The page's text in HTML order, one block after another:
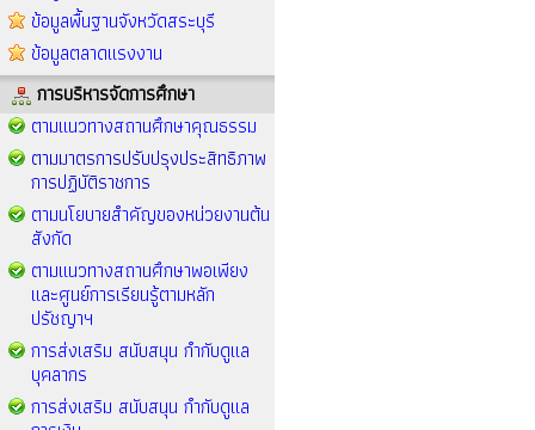
ข้อมูลพื้นฐานจังหวัดสระบุรี
ข้อมูลตลาดแรงงาน
การบริหารจัดการศึกษา
ตามแนวทางสถานศึกษาคุณธรรม
ตามมาตรการปรับปรุงประสิทธิภาพ
การปฏิบัติราชการ
ตามนโยบายสำคัญของหน่วยงานต้น
สังกัด
ตามแนวทางสถานศึกษาพอเพียง
และศูนย์การเรียนรู้ตามหลัก
ปรัชญาฯ
การส่งเสริม สนับสนุน กำกับดูแล
บุคลากร
การส่งเสริม สนับสนุน กำกับดูแล